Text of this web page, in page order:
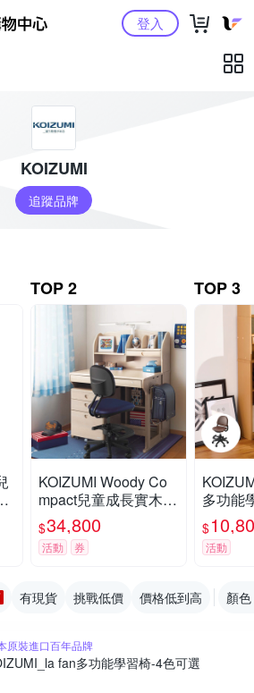
Yahoo購物中心登入
KOIZUMI
追蹤品牌
TOP 2
KOIZUMI Woody Co
mpact兒童成長實木書
桌組ODF-522
$34,800
活動 券
TOP 3
多功能
色可選
$
活動
有現貨 挑戰低價 價格低到高 顏色
原裝進口百年品牌
fan多功能學習椅-4色可選